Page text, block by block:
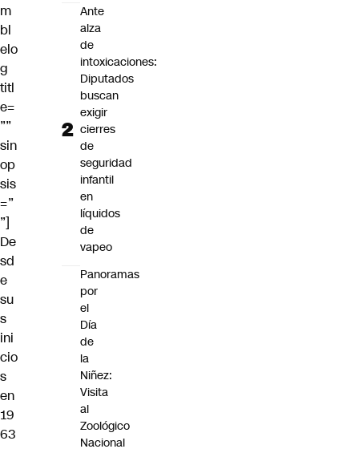
m
bl
elo
g
titl
e=
””
sin
op
sis
=”
”]
De
sd
e
su
s
ini
cio
s
en
19
63
Ante
alza
de
intoxicaciones:
Diputados
buscan
exigir
cierres
de
seguridad
infantil
en
líquidos
de
vapeo
Panoramas
por
el
Día
de
la
Niñez:
Visita
al
Zoológico
Nacional